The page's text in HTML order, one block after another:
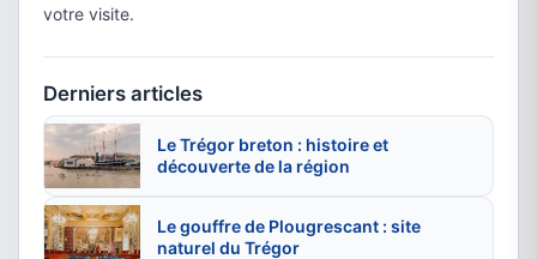
votre visite.
Derniers articles
Le Trégor breton : histoire et
découverte de la région
Le gouffre de Plougrescant : site
naturel du Trégor